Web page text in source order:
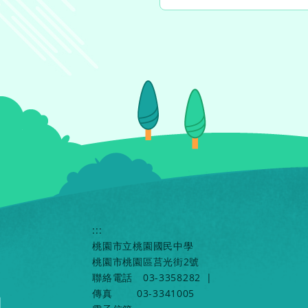
:::
桃園市立桃園國民中學
桃園市桃園區莒光街2號
聯絡電話
03-3358282
|
傳真
03-3341005